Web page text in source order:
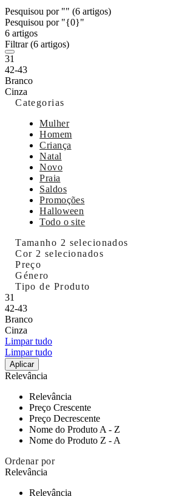
Pesquisou por "" (6 artigos)
Pesquisou por "{0}"
6 artigos
Filtrar(6 artigos)
31
42-43
Branco
Cinza
Categorias
Mulher
Homem
Criança
Natal
Novo
Praia
Saldos
Promoções
Halloween
Todo o site
Tamanho 2 selecionados
Cor 2 selecionados
Preço
Género
Tipo de Produto
31
42-43
Branco
Cinza
Limpar tudo
Limpar tudo
Aplicar
Relevância
Relevância
Preço Crescente
Preço Decrescente
Nome do Produto A - Z
Nome do Produto Z - A
Ordenar por
Relevância
Relevância